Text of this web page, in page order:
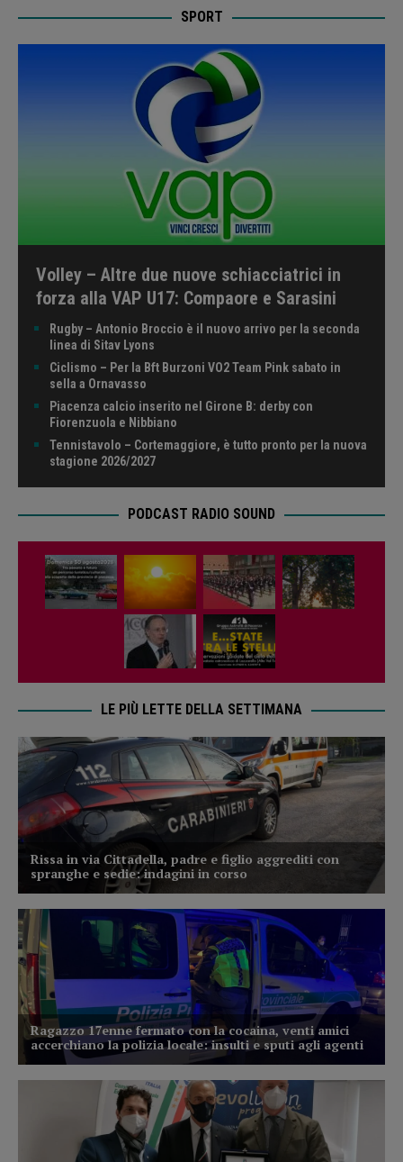
SPORT
Volley – Altre due nuove schiacciatrici in
forza alla VAP U17: Compaore e Sarasini
Rugby – Antonio Broccio è il nuovo arrivo per la seconda
linea di Sitav Lyons
Ciclismo – Per la Bft Burzoni VO2 Team Pink sabato in
sella a Ornavasso
Piacenza calcio inserito nel Girone B: derby con
Fiorenzuola e Nibbiano
Tennistavolo – Cortemaggiore, è tutto pronto per la nuova
stagione 2026/2027
PODCAST RADIO SOUND
LE PIÙ LETTE DELLA SETTIMANA